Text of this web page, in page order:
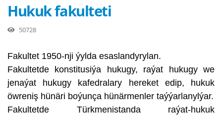
Hukuk fakulteti
50728
Fakultet 1950-nji ýylda esaslandyrylan.
Fakultetde konstitusiýa hukugy, raýat hukugy we
jenaýat hukugy kafedralary hereket edip, hukuk
öwreniş hünäri boýunça hünärmenler taýýarlanylýar.
Fakultetde Türkmenistanda raýat-hukuk